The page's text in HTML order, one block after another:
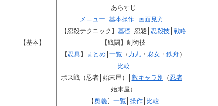
【基本】
あらすじ
メニュー 基本操作│ 画面見方│
【忍殺テクニック】 基礎 │忍殺│ 忍殺技│ 戦略
【戦闘】剣術技
【忍具】 まとめ 一覧 （ 力丸 ・ 彩女 ・ 鉄舟）
比較
ボス戦（忍者│始末屋）│ 敵キャラ別 （ 忍者│
始末屋）
【奥義】 一覧 操作│ 比較